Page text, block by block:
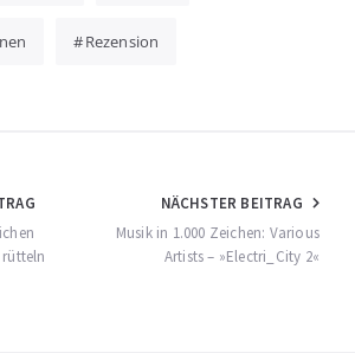
Rezension
rütteln
NÄCHSTER BEITRAG
Musik in 1.000 Zeichen: Various
Artists – »Electri_​City 2«